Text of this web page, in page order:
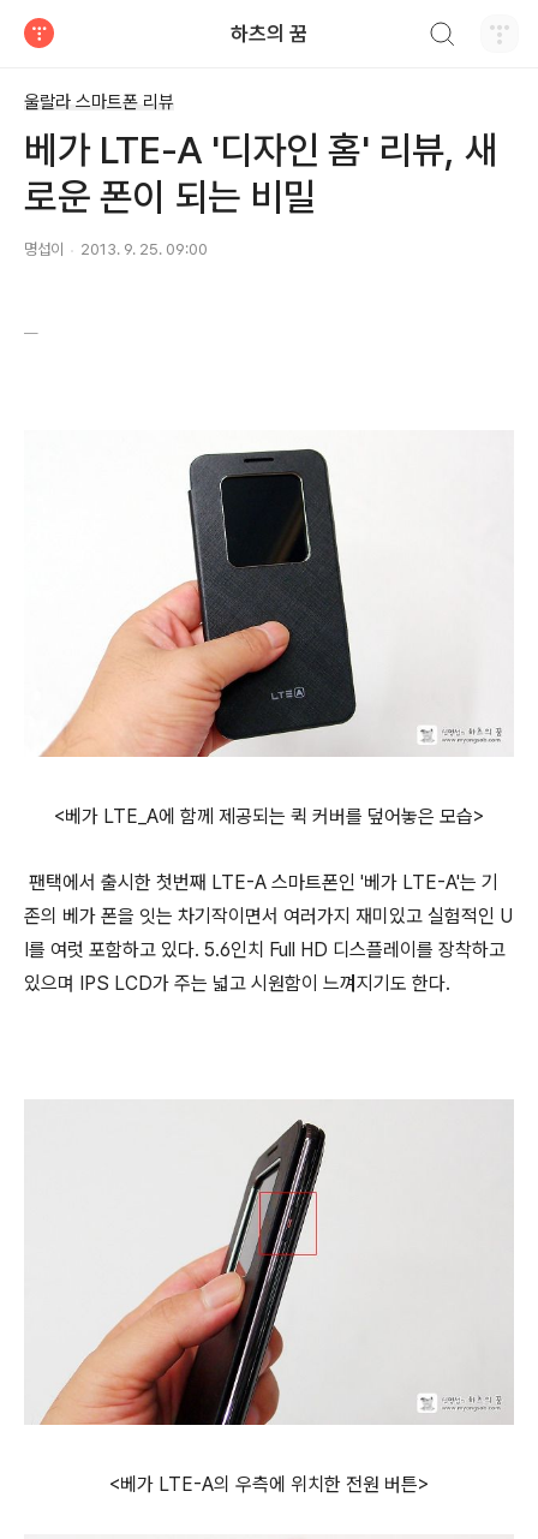
하츠의 꿈
울랄라 스마트폰 리뷰
베가 LTE-A '디자인 홈' 리뷰, 새
로운 폰이 되는 비밀
명섭이 2013. 9. 25. 09:00
<베가 LTE_A에 함께 제공되는 퀵 커버를 덮어놓은 모습>
팬택에서 출시한 첫번째 LTE-A 스마트폰인 '베가 LTE-A'는 기
존의 베가 폰을 잇는 차기작이면서 여러가지 재미있고 실험적인 U
I를 여럿 포함하고 있다. 5.6인치 Full HD 디스플레이를 장착하고
있으며 IPS LCD가 주는 넓고 시원함이 느껴지기도 한다.
<베가 LTE-A의 우측에 위치한 전원 버튼>